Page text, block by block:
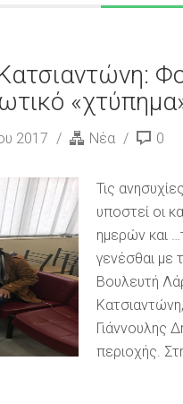
2017 Νέα 0
Τις
υποστεί οι
ημερών και
γενέσθαι με
Βουλευτή
Γιάννουλης
περιοχής.